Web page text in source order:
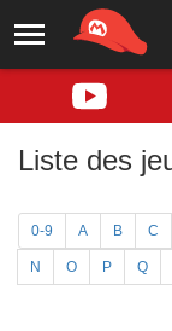
Liste des
0-9 A B C
N O P Q